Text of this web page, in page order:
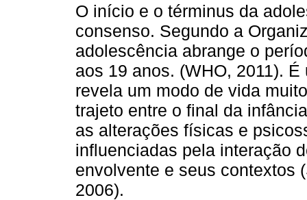
O início e o términus da
consenso. Segundo a
adolescência abrange o
aos 19 anos. (WHO, 2011).
revela um modo de vida
trajeto entre o final da
as alterações físicas e
influenciadas pela interação
envolvente e seus contextos
2006).